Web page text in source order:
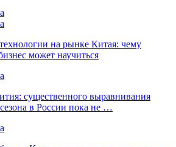
на рынке Китая: чему
может научиться
существенного выравнивания
в России пока не …